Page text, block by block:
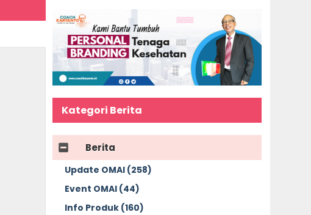
Kategori Berita
Berita
Update OMAI (258)
Event OMAI (44)
Info Produk (160)